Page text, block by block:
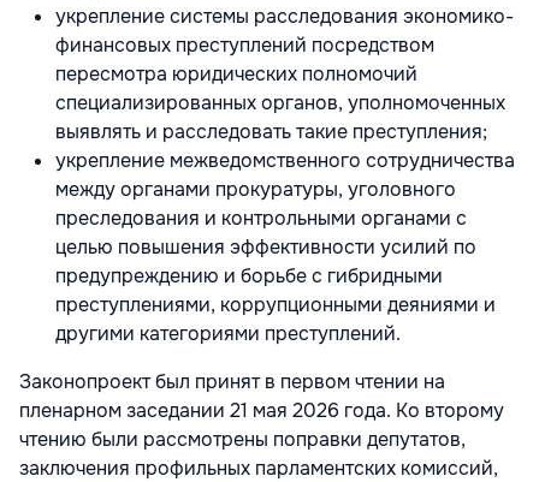
укрепление системы расследования экономико-
финансовых преступлений посредством
пересмотра юридических полномочий
специализированных органов, уполномоченных
выявлять и расследовать такие преступления;
укрепление межведомственного сотрудничества
между органами прокуратуры, уголовного
преследования и контрольными органами с
целью повышения эффективности усилий по
предупреждению и борьбе с гибридными
преступлениями, коррупционными деяниями и
другими категориями преступлений.
Законопроект был принят в первом чтении на
пленарном заседании 21 мая 2026 года. Ко второму
чтению были рассмотрены поправки депутатов,
заключения профильных парламентских комиссий,